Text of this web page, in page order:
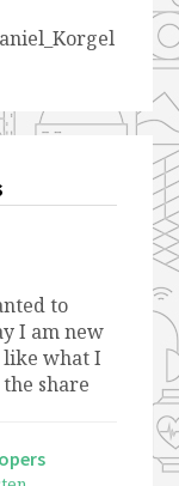
to
I am new
what I
share